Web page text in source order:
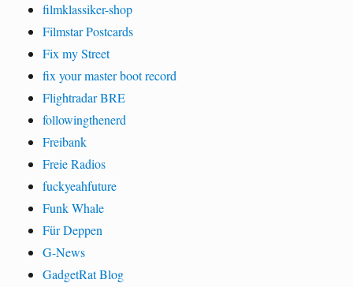
filmklassiker-shop
Filmstar Postcards
Fix my Street
fix your master boot record
Flightradar BRE
followingthenerd
Freibank
Freie Radios
fuckyeahfuture
Funk Whale
Für Deppen
G-News
GadgetRat Blog